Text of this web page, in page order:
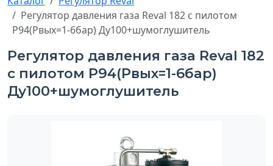
Регулятор давления газа Reval 182 с пилотом
Р94(Рвых=1-6бар) Ду100+шумоглушитель
Регулятор давления газа Reval 182
с пилотом Р94(Рвых=1-6бар)
Ду100+шумоглушитель